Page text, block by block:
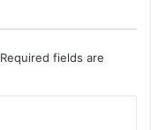
Required fields are